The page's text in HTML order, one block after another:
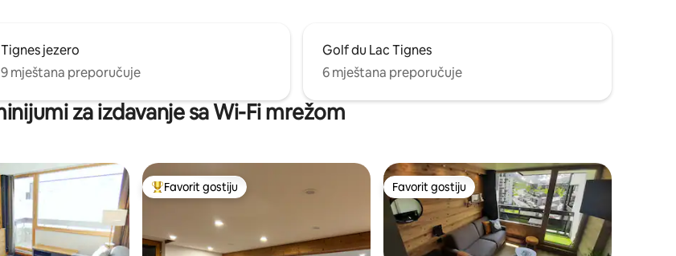
Tignes jezero
9 mještana preporučuje
Golf du Lac Tignes
6 mještana preporučuje
za izdavanje sa Wi-Fi mrežom
Glavni favorit gostiju
Favorit gostiju Favorit gostiju
Favorit gostiju